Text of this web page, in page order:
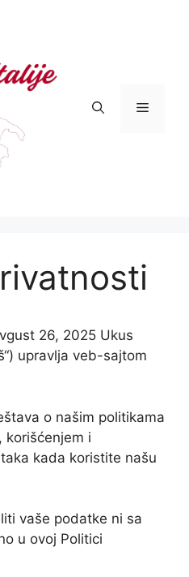
Menu
26, 2025 Ukus
upravlja veb-sajtom
o našim politikama
korišćenjem i
kada koristite našu
vaše podatke ni sa
u ovoj Politici